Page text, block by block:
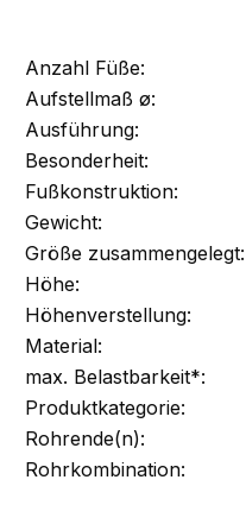
Anzahl Füße:
Aufstellmaß ø:
Ausführung:
Besonderheit:
Fußkonstruktion:
Gewicht:
Größe zusammengelegt:
Höhe:
Höhenverstellung:
Material:
max. Belastbarkeit*:
Produktkategorie:
Rohrende(n):
Rohrkombination: